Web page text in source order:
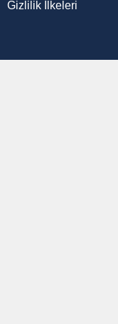
Gizlilik İlkeleri